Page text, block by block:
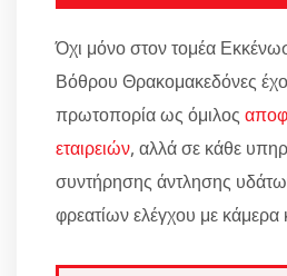
Όχι μόνο στον τομέα
Βόθρου Θρακομακεδόνες
πρωτοπορία ως όμιλος
εταιρειών, αλλά σε κάθε
συντήρησης άντλησης
φρεατίων ελέγχου με κάμερα